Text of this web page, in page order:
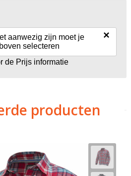
aanwezig zijn moet je
selecteren
×
de Prijs informatie
producten